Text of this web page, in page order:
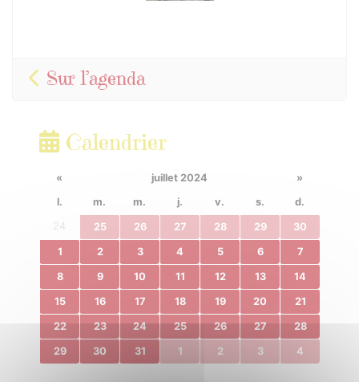
Sur l’agenda
Calendrier
« juillet 2024
»
l.
m. m. j. v. s.
d.
24
25 26 27 28 29 30
1 2 3 4 5 6 7
8 9 10 11 12 13 14
15 16 17 18 19 20 21
22 23 24 25 26 27 28
29 30 31 1 2 3 4